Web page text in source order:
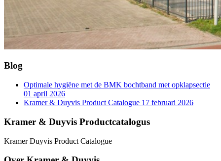
Blog
Optimale hygiëne met de BMK bochtband met opklapsectie
01 april 2026
Kramer & Duyvis Product Catalogue 17 februari 2026
Kramer & Duyvis Productcatalogus
Kramer Duyvis Product Catalogue